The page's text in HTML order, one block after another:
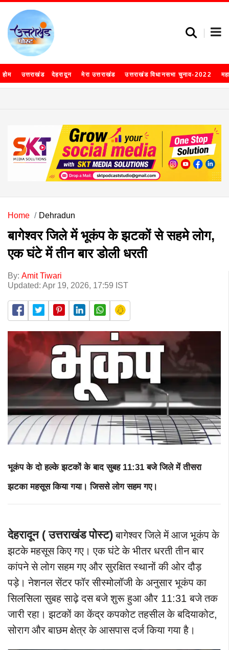
होम उत्तराखंड देहरादून मेरा उत्तराखंड उत्तराखंड विधानसभा चुनाव-2022
Home Dehradun
बागेश्वर जिले में भूकंप के झटकों से सहमे लोग,
एक घंटे में तीन बार डोली धरती
By: Amit Tiwari
Updated: Apr 19, 2026, 17:59 IST
भूकंप के दो हल्के झटकों के बाद सुबह11:31बजे जिले में तीसरा
झटका महसूस किया गया। जिससे लोग सहम गए।
देहरादून ( उत्तराखंड पोस्ट) बागेश्वर जिले में आज भूकंप के
झटके महसूस किए गए। एक घंटे के भीतर धरती तीन बार
कांपने से लोग सहम गए और सुरक्षित स्थानों की ओर दौड़
पड़े। नेशनल सेंटर फॉर सीस्मोलॉजी के अनुसार भूकंप का
सिलसिला सुबह साढ़े दस बजे शुरू हुआ और 11:31बजे तक
जारी रहा। झटकों का केंद्र कपकोट तहसील के बदियाकोट,
सोराग और बाछम क्षेत्र के आसपास दर्ज किया गया है।